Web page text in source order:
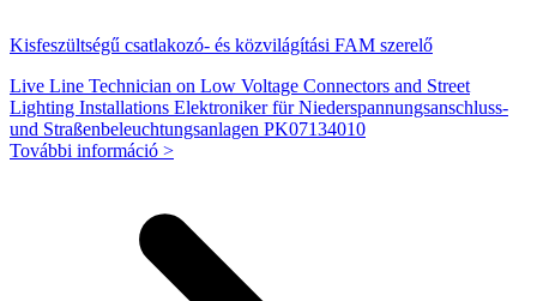
Kisfeszültségű csatlakozó- és közvilágítási FAM szerelő
Live Line Technician on Low Voltage Connectors and Street
Lighting Installations Elektroniker für Niederspannungsanschluss-
und Straßenbeleuchtungsanlagen PK07134010
További információ >